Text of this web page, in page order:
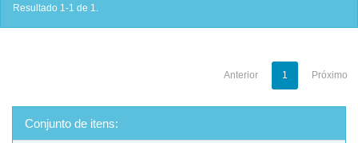
Resultado 1-1 de 1.
Anterior 1 Próximo
Conjunto de itens: